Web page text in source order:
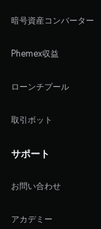
暗号資産コンバーター
Phemex収益
ローンチプール
取引ボット
サポート
お問い合わせ
アカデミー